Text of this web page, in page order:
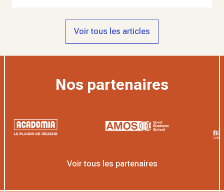
Voir tous les articles
Nos partenaires
Voir tous les partenaires